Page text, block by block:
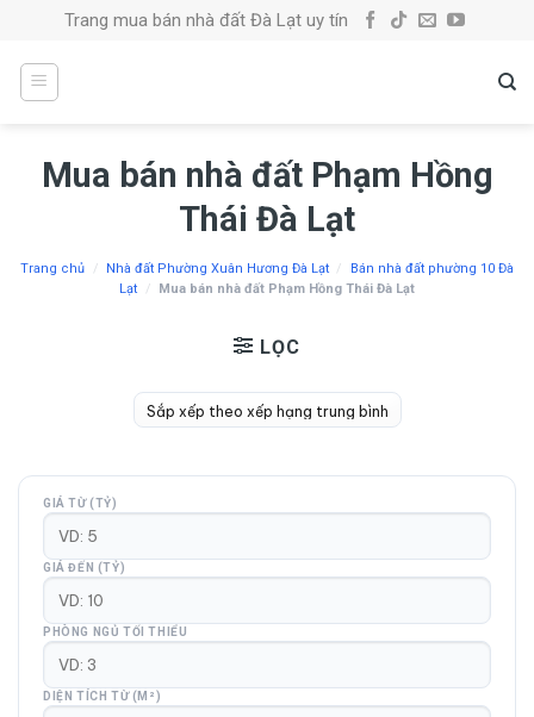
content
Trang mua bán nhà đất Đà Lạt uy tín
Mua bán nhà đất Phạm Hồng
Thái Đà Lạt
Trang chủ / Nhà đất Phường Xuân Hương Đà Lạt /
Bán nhà đất phường 10 Đà
Lạt
/ Mua bán nhà đất Phạm Hồng Thái Đà Lạt
LỌC
GIÁ TỪ (TỶ)
GIÁ ĐẾN (TỶ)
PHÒNG NGỦ TỐI THIỂU
DIỆN TÍCH TỪ (M²)